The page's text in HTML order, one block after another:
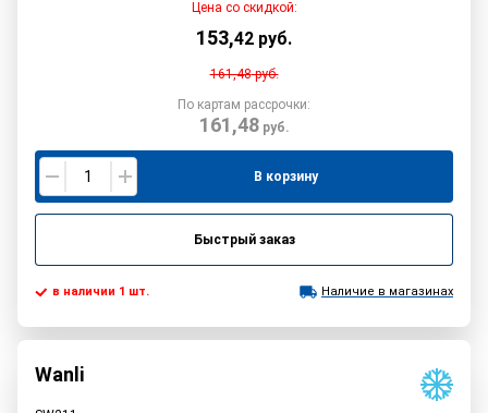
Цена со скидкой:
153,42 руб.
161,48руб.
По картам рассрочки:
161,48руб.
В корзину
Быстрый заказ
в наличии 1 шт. Наличие в магазинах
Wanli